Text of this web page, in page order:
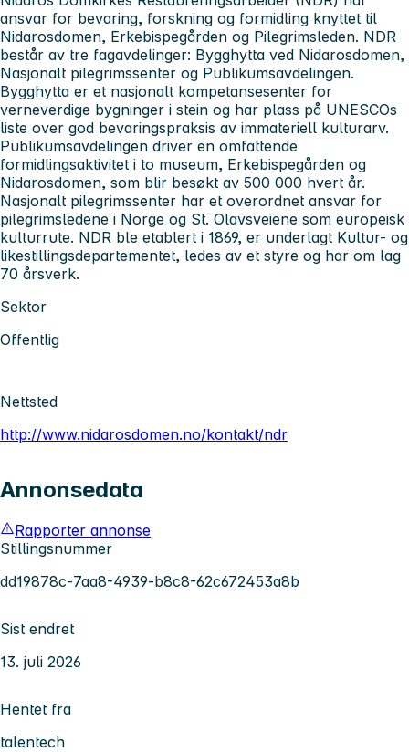
ansvar for bevaring, forskning og formidling knyttet til
Nidarosdomen, Erkebispegården og Pilegrimsleden. NDR
består av tre fagavdelinger: Bygghytta ved Nidarosdomen,
Nasjonalt pilegrimssenter og Publikumsavdelingen.
Bygghytta er et nasjonalt kompetansesenter for
verneverdige bygninger i stein og har plass på UNESCOs
liste over god bevaringspraksis av immateriell kulturarv.
Publikumsavdelingen driver en omfattende
formidlingsaktivitet i to museum, Erkebispegården og
Nidarosdomen, som blir besøkt av 500 000 hvert år.
Nasjonalt pilegrimssenter har et overordnet ansvar for
pilegrimsledene i Norge og St. Olavsveiene som europeisk
kulturrute. NDR ble etablert i 1869, er underlagt Kultur- og
likestillingsdepartementet, ledes av et styre og har om lag
70 årsverk.
Sektor
Offentlig
Nettsted
http://www.nidarosdomen.no/kontakt/ndr
Annonsedata
Rapporter annonse
Stillingsnummer
dd19878c-7aa8-4939-b8c8-62c672453a8b
Sist endret
13. juli 2026
Hentet fra
talentech